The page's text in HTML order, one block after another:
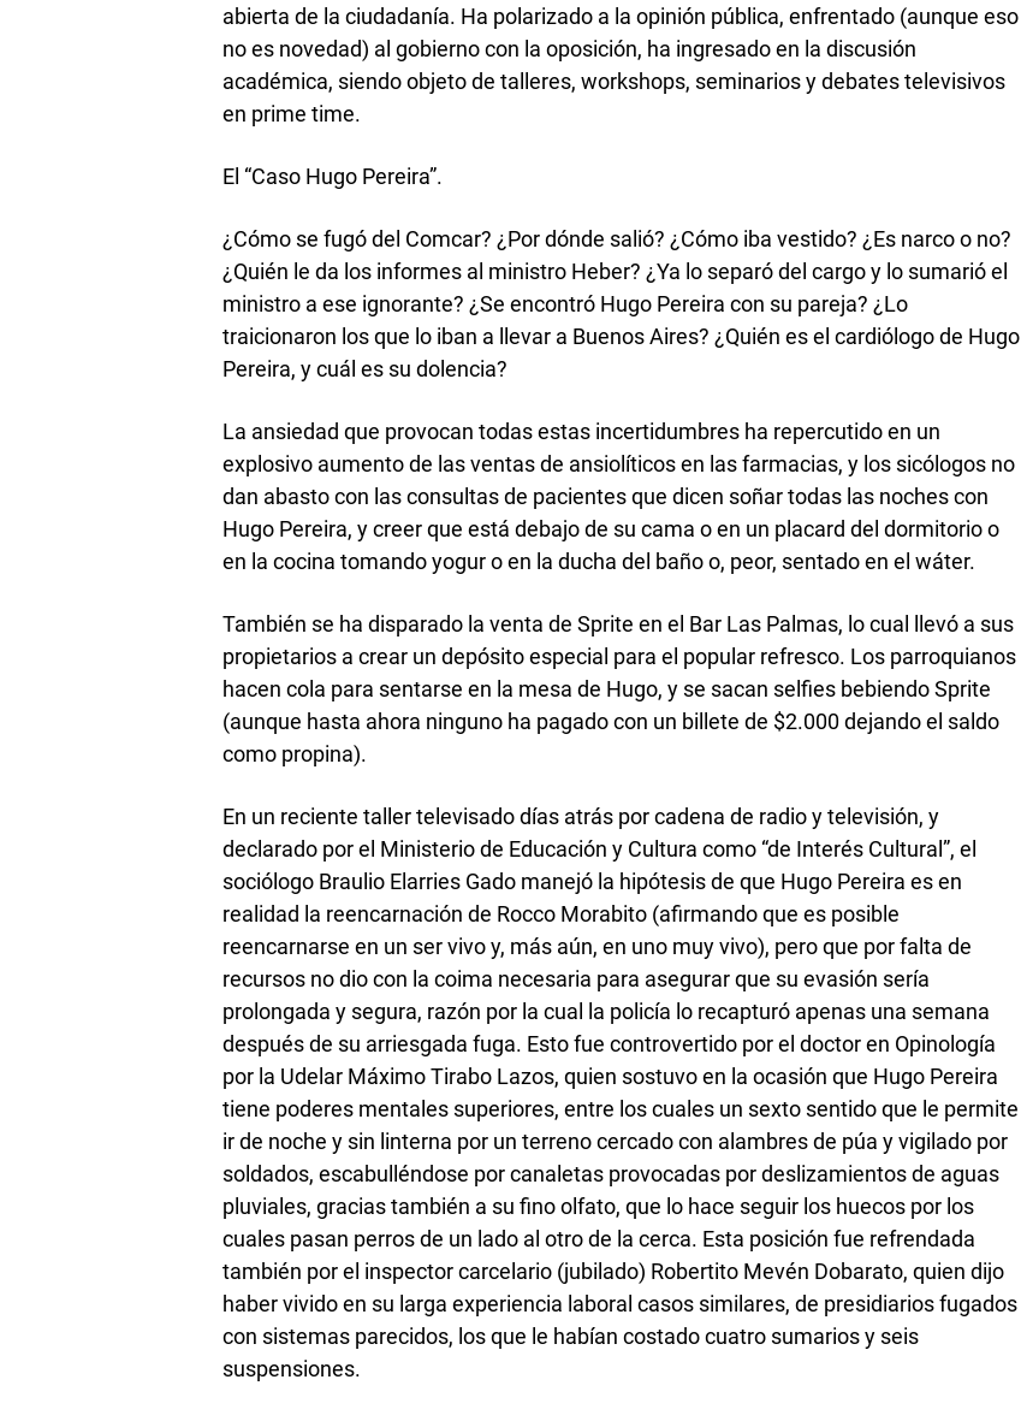
abierta de la ciudadanía. Ha polarizado a la opinión pública, enfrentado (aunque eso
no es novedad) al gobierno con la oposición, ha ingresado en la discusión
académica, siendo objeto de talleres, workshops, seminarios y debates televisivos
en prime time.
El “Caso Hugo Pereira”.
¿Cómo se fugó del Comcar? ¿Por dónde salió? ¿Cómo iba vestido? ¿Es narco o no?
¿Quién le da los informes al ministro Heber? ¿Ya lo separó del cargo y lo sumarió el
ministro a ese ignorante? ¿Se encontró Hugo Pereira con su pareja? ¿Lo
traicionaron los que lo iban a llevar a Buenos Aires? ¿Quién es el cardiólogo de Hugo
Pereira, y cuál es su dolencia?
La ansiedad que provocan todas estas incertidumbres ha repercutido en un
explosivo aumento de las ventas de ansiolíticos en las farmacias, y los sicólogos no
dan abasto con las consultas de pacientes que dicen soñar todas las noches con
Hugo Pereira, y creer que está debajo de su cama o en un placard del dormitorio o
en la cocina tomando yogur o en la ducha del baño o, peor, sentado en el wáter.
También se ha disparado la venta de Sprite en el Bar Las Palmas, lo cual llevó a sus
propietarios a crear un depósito especial para el popular refresco. Los parroquianos
hacen cola para sentarse en la mesa de Hugo, y se sacan selfies bebiendo Sprite
(aunque hasta ahora ninguno ha pagado con un billete de $2.000 dejando el saldo
como propina).
En un reciente taller televisado días atrás por cadena de radio y televisión, y
declarado por el Ministerio de Educación y Cultura como “de Interés Cultural”, el
sociólogo Braulio Elarries Gado manejó la hipótesis de que Hugo Pereira es en
realidad la reencarnación de Rocco Morabito (afirmando que es posible
reencarnarse en un ser vivo y, más aún, en uno muy vivo), pero que por falta de
recursos no dio con la coima necesaria para asegurar que su evasión sería
prolongada y segura, razón por la cual la policía lo recapturó apenas una semana
después de su arriesgada fuga. Esto fue controvertido por el doctor en Opinología
por la Udelar Máximo Tirabo Lazos, quien sostuvo en la ocasión que Hugo Pereira
tiene poderes mentales superiores, entre los cuales un sexto sentido que le permite
ir de noche y sin linterna por un terreno cercado con alambres de púa y vigilado por
soldados, escabulléndose por canaletas provocadas por deslizamientos de aguas
pluviales, gracias también a su fino olfato, que lo hace seguir los huecos por los
cuales pasan perros de un lado al otro de la cerca. Esta posición fue refrendada
también por el inspector carcelario (jubilado) Robertito Mevén Dobarato, quien dijo
haber vivido en su larga experiencia laboral casos similares, de presidiarios fugados
con sistemas parecidos, los que le habían costado cuatro sumarios y seis
suspensiones.